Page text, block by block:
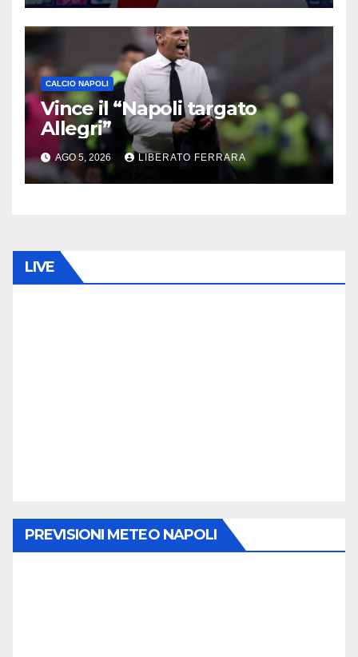
CALCIO NAPOLI
Vince il “Napoli targato
Allegri”
AGO 5, 2026 LIBERATO FERRARA
LIVE
PREVISIONI METEO NAPOLI